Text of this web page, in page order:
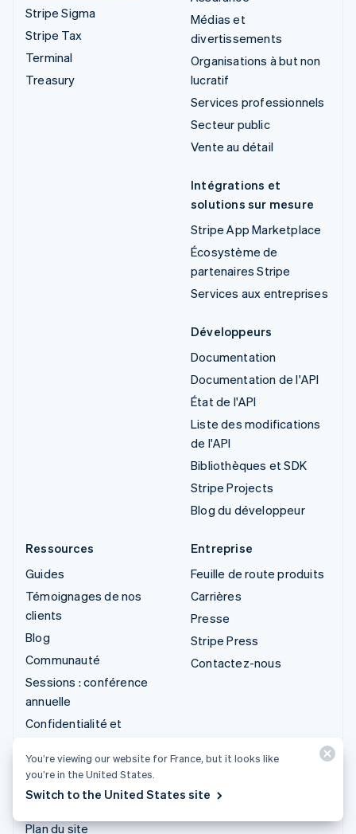
Stripe Sigma
Stripe Tax
Terminal
Treasury
Médias et
divertissements
Organisations à but non
lucratif
Services professionnels
Secteur public
Vente au détail
Intégrations et
solutions sur mesure
Stripe App Marketplace
Écosystème de
partenaires Stripe
Services aux entreprises
Développeurs
Documentation
Documentation de l'API
État de l'API
Liste des modifications
de l'API
Bibliothèques et SDK
Stripe Projects
Blog du développeur
Ressources
Guides
Témoignages de nos
clients
Blog
Communauté
Sessions : conférence
annuelle
Confidentialité et
Activités interdites ou
soumises à conditions
Plan du site
Entreprise
Feuille de route produits
Carrières
Presse
Stripe Press
Contactez-nous
You’re viewing our website for France, but it looks like
you’re in the United States.
Switch to the United States site